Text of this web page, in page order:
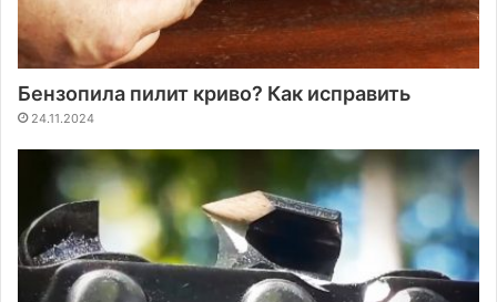
Бензопила пилит криво? Как исправить
24.11.2024